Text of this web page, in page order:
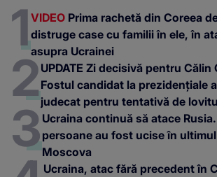
VIDEO Prima rachetă din Coreea
distruge case cu familii în ele, în
asupra Ucrainei
UPDATE Zi decisivă pentru Călin
Fostul candidat la prezidențiale
judecat pentru tentativă de
Ucraina continuă să atace
persoane au fost ucise în
Moscova
Ucraina, atac fără precedent în